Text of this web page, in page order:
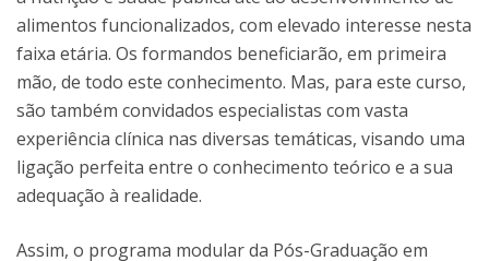
alimentos funcionalizados, com elevado interesse nesta
faixa etária. Os formandos beneficiarão, em primeira
mão, de todo este conhecimento. Mas, para este curso,
são também convidados especialistas com vasta
experiência clínica nas diversas temáticas, visando uma
ligação perfeita entre o conhecimento teórico e a sua
adequação à realidade.
Assim, o programa modular da Pós-Graduação em